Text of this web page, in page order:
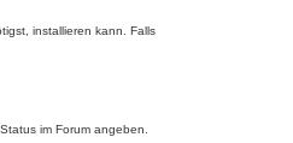
installieren kann. Falls
im Forum angeben.